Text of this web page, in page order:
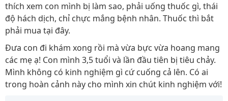
thích xem con mình bị làm sao, phải uống thuốc gì, thái
độ hách dịch, chỉ chực mắng bệnh nhân. Thuốc thì bắt
phải mua tại đây.
Đưa con đi khám xong rồi mà vừa bực vừa hoang mang
các mẹ ạ! Con mình 3,5 tuổi và lần đầu tiên bị tiêu chảy.
Mình không có kinh nghiệm gì cứ cuống cả lên. Có ai
trong hoàn cảnh này cho mình xin chút kinh nghiệm với!